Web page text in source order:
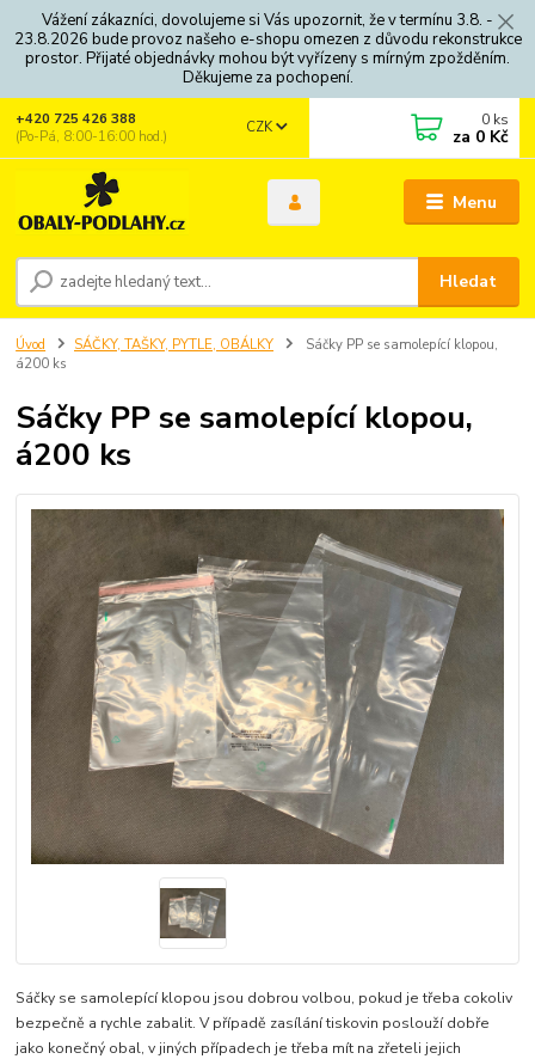
Vážení zákazníci, dovolujeme si Vás upozornit, že v termínu 3.8. -
23.8.2026 bude provoz našeho e-shopu omezen z důvodu rekonstrukce
prostor. Přijaté objednávky mohou být vyřízeny s mírným zpožděním.
Děkujeme za pochopení.
Menu
CZK
Hledat
+420 725 426 388
(Po-Pá, 8:00-16:00 hod.)
0 ks
za 0 Kč
Úvod SÁČKY, TAŠKY, PYTLE, OBÁLKY
Sáčky PP se samolepící klopou,
á200 ks
Sáčky PP se samolepící klopou,
á200 ks
Sáčky se samolepící klopou jsou dobrou volbou, pokud je třeba cokoliv
bezpečně a rychle zabalit. V případě zasílání tiskovin poslouží dobře
jako konečný obal, v jiných případech je třeba mít na zřeteli jejich